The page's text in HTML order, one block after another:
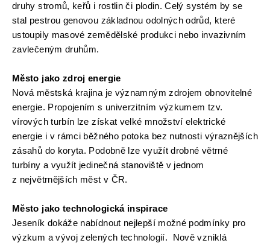
druhy stromů, keřů i rostlin či plodin. Celý systém by se
stal pestrou genovou základnou odolných odrůd, které
ustoupily masové zemědělské produkci nebo invazivním
zavlečeným druhům.
Město jako zdroj energie
Nová městská krajina je významným zdrojem obnovitelné
energie. Propojením s univerzitním výzkumem tzv.
vírových turbín lze získat velké množství elektrické
energie i v rámci běžného potoka bez nutnosti výraznějších
zásahů do koryta. Podobně lze využít drobné větrné
turbíny a využít jedinečná stanoviště v jednom
z největrnějších měst v ČR.
Město jako technologická inspirace
Jeseník dokáže nabídnout nejlepší možné podmínky pro
výzkum a vývoj zelených technologií.  Nově vzniklá